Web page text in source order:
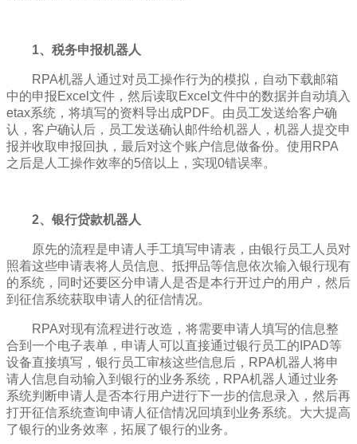
1、税务申报机器人
RPA机器人通过对员工操作行为的模拟，自动下载邮箱
中的申报Excel文件，然后读取Excel文件中的数据并自动填入
etax系统，将填写的资料导出成PDF。由员工发送给客户确
认，客户确认后，员工发送确认邮件给机器人，机器人提交申
报并收取申报回执，最后对这个账户信息做备份。使用RPA
之后是人工操作效率的5倍以上，实现0错误率。
2、银行贷款机器人
原先的流程是申请人手工填写申请表，由银行员工人员对
照着这些申请表将人员信息、抵押品等信息依次输入银行现有
的系统，同时还要区分申请人是否是本行开过户的用户，然后
到征信系统获取申请人的征信情况。
RPA对现有流程进行改造，将需要申请人填写的信息整
合到一个电子表单，申请人可以直接通过银行员工的IPAD等
设备直接填写，银行员工审核这些信息后，RPA机器人将申
请人信息自动输入到银行的业务系统，RPA机器人通过业务
系统判断申请人是否本行用户进行下一步的信息录入，然后再
打开征信系统查询申请人征信情况回填到业务系统。大大提高
了银行的业务效率，拓展了银行的业务。